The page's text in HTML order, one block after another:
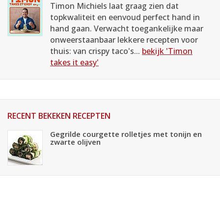
Timon Michiels laat graag zien dat
topkwaliteit en eenvoud perfect hand in
hand gaan. Verwacht toegankelijke maar
onweerstaanbaar lekkere recepten voor
thuis: van crispy taco's... bekijk 'Timon
takes it easy'
RECENT BEKEKEN RECEPTEN
Gegrilde courgette rolletjes met tonijn en
zwarte olijven